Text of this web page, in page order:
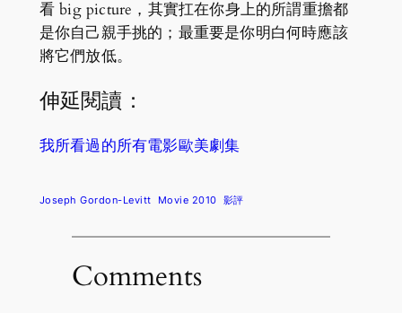
看 big picture，其實扛在你身上的所謂重擔都
是你自己親手挑的；最重要是你明白何時應該
將它們放低。
伸延閱讀：
我所看過的所有電影歐美劇集
Joseph Gordon-Levitt Movie 2010 影評
Comments